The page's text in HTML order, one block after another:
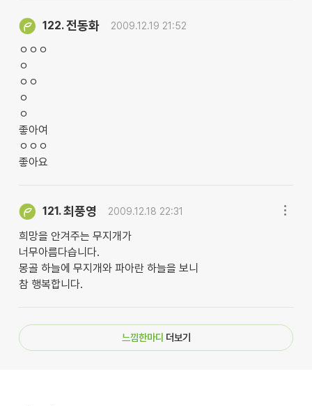
122.전동화 2009.12.19 21:52
ㅇㅇㅇ
ㅇ
ㅇㅇ
ㅇ
ㅇ
좋아여
ㅇㅇㅇ
좋아요
121.최풍영 2009.12.18 22:31
희망을 안겨주는 무지개가
너무아름다습니다.
몽골 하늘에 무지개와 파아란 하늘을 보니
참 행복합니다.
느낌한마디 더보기